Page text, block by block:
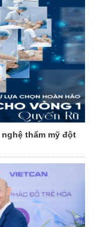
thẩm mỹ đột